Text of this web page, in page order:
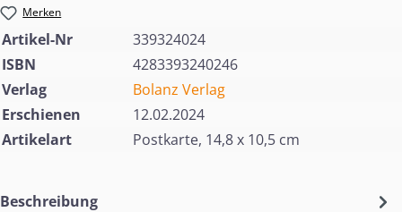
Merken
Artikel-Nr
339324024
ISBN
4283393240246
Verlag
Bolanz Verlag
Erschienen
12.02.2024
Artikelart
Postkarte, 14,8 x 10,5 cm
Beschreibung